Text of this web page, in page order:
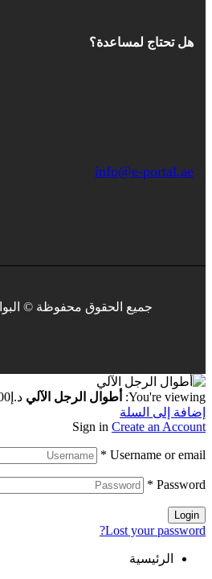
هل تحتاج لمساعدة؟
info@e-portal.ae
جميع الحقوق محفوظة © البوابة
You're viewing: أطوال الرجل الآلي د.إ
إضافة إلى السلة
Sign in Create an Account
Username or email
*
Password
*
Login
Lost your password?
الرئيسية